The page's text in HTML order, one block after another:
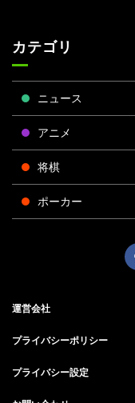
カテゴリ
ニュース
アニメ
将棋
ポーカー
運営会社
プライバシーポリシー
プライバシー設定